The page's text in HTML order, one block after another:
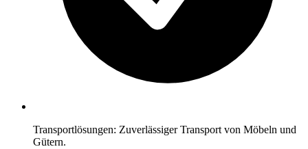
Transportlösungen: Zuverlässiger Transport von Möbeln und
Gütern.